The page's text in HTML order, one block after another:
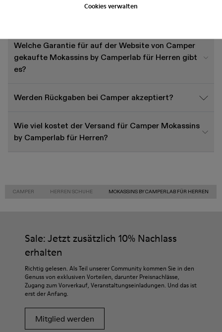
Cookies verwalten
Wie wähle ich die richtige Größe für Camper
Welche Garantie für auf der Website von Camper
gekaufte Mokassins by Camperlab für Herren gibt
es?
Werden Rückgaben bei Camper akzeptiert?
Wie viel kostet der Versand für Camper Mokassins
by Camperlab für Herren?
CAMPER HERREN SCHUHE MOKASSINS BY CAMPERLAB FÜR HERREN
Sale: Jetzt zusätzlich 10% Nachlass
erhalten
Richtig gelesen. Als Teil unserer Community kommen Sie in den
Genuss von exklusiven Vorteilen, darunter Preisnachlässe,
Zugang zum Vorverkauf, Veranstaltungseinladungen. Und das ist
erst der Anfang.
Mitglied werden